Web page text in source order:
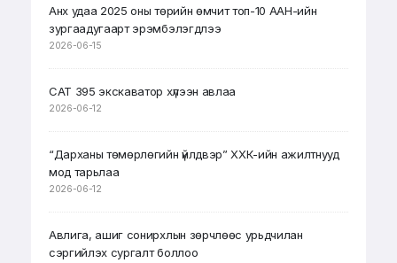
Анх удаа 2025 оны төрийн өмчит топ-10 ААН-ийн
зургаадугаарт эрэмбэлэгдлээ
2026-06-15
CAT 395 экскаватор хүлээн авлаа
2026-06-12
“Дарханы төмөрлөгийн үйлдвэр” ХХК-ийн ажилтнууд
мод тарьлаа
2026-06-12
Авлига, ашиг сонирхлын зөрчлөөс урьдчилан
сэргийлэх сургалт боллоо